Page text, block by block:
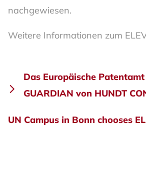
nachgewiesen.
Weitere Informationen zum
Das Europäische
GUARDIAN von HUNDT
UN Campus in Bonn chooses